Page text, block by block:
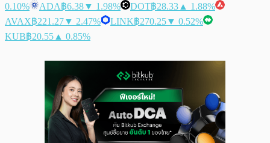
0.10%
ADA฿6.38▼ 1.98% DOT฿28.33 ▲ 1.88%
AVAX฿221.27▼ 2.47% LINK฿270.25▼ 0.52%
KUB฿20.55 ▲ 0.85%